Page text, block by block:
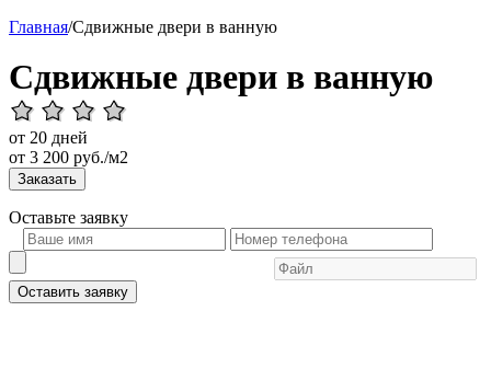
Главная/Сдвижные двери в ванную
Сдвижные двери в ванную
от 20 дней
от 3 200 руб./м2
Заказать
Оставьте заявку
Оставить заявку